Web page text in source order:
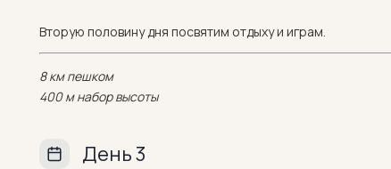
Вторую половину дня посвятим отдыху и играм.
8 км пешком
400 м набор высоты
День 3